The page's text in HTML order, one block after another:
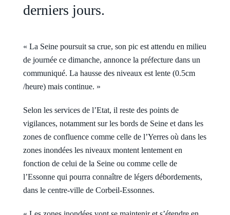
derniers jours.
« La Seine poursuit sa crue, son pic est attendu en milieu
de journée ce dimanche, annonce la préfecture dans un
communiqué. La hausse des niveaux est lente (0.5cm
/heure) mais continue. »
Selon les services de l’Etat, il reste des points de
vigilances, notamment sur les bords de Seine et dans les
zones de confluence comme celle de l’Yerres où dans les
zones inondées les niveaux montent lentement en
fonction de celui de la Seine ou comme celle de
l’Essonne qui pourra connaître de légers débordements,
dans le centre-ville de Corbeil-Essonnes.